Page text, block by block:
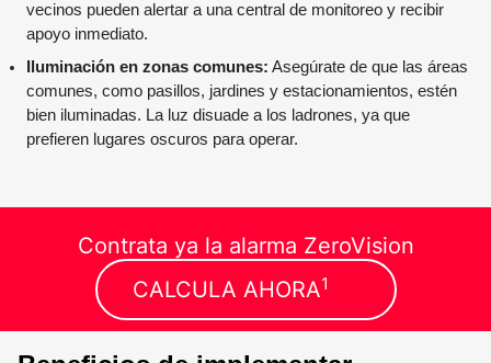
vecinos pueden alertar a una central de monitoreo y recibir
apoyo inmediato.
Iluminación en zonas comunes: Asegúrate de que las áreas
comunes, como pasillos, jardines y estacionamientos, estén
bien iluminadas. La luz disuade a los ladrones, ya que
prefieren lugares oscuros para operar.
Contrata ya la alarma ZeroVision
CALCULA AHORA1